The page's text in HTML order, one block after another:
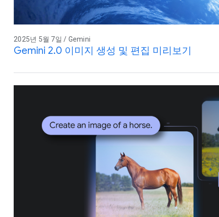
2025년 5월 7일 / Gemini
Gemini 2.0 이미지 생성 및 편집 미리보기